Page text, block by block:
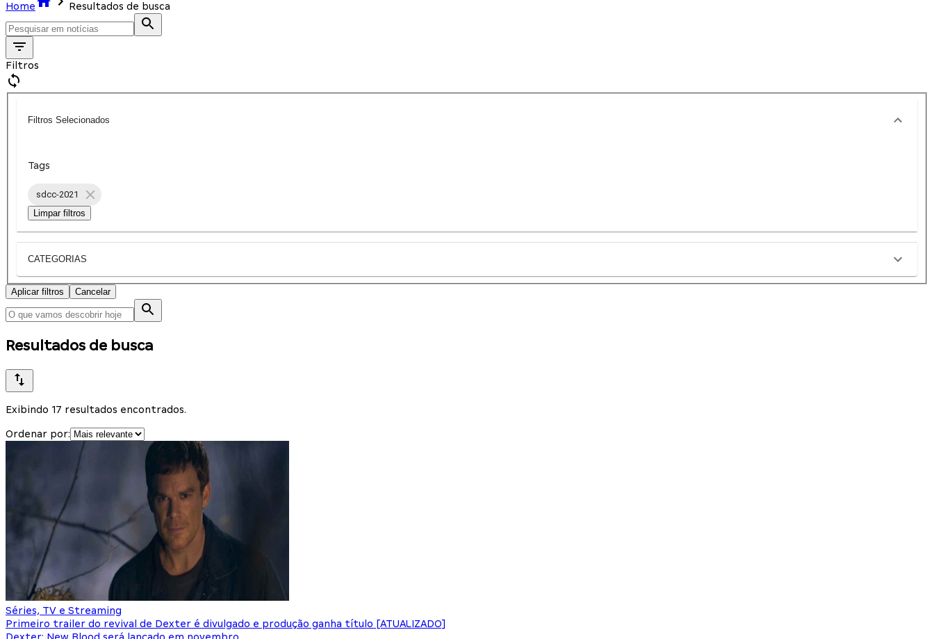
Home
Resultados de busca
Filtros
Filtros Selecionados
Tags
sdcc-2021
Limpar filtros
CATEGORIAS
Aplicar filtros Cancelar
Resultados de busca
Exibindo 17 resultados encontrados.
Ordenar por:
Séries, TV e Streaming
Primeiro trailer do revival de Dexter é divulgado e produção ganha título [ATUALIZADO]